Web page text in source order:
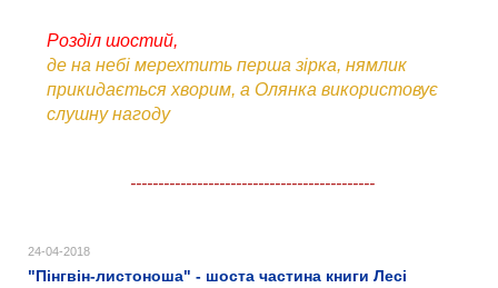
Розділ шостий,
де на небі мерехтить перша зірка, нямлик
прикидається хворим, а Олянка використовує
слушну нагоду
--------------------------------------------
24-04-2018
"Пінгвін-листоноша" - шоста частина книги Лесі